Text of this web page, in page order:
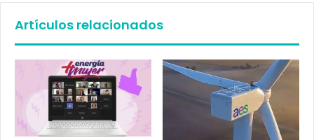
Artículos relacionados